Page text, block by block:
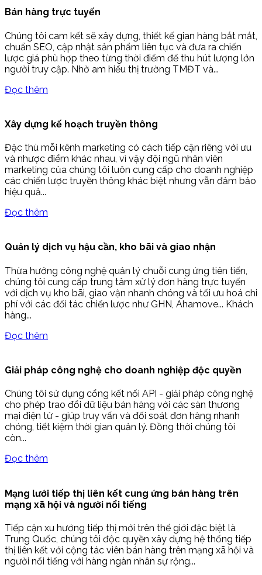
Bán hàng trực tuyến
Chúng tôi cam kết sẽ xây dựng, thiết kế gian hàng bắt mắt,
chuẩn SEO, cập nhật sản phẩm liên tục và đưa ra chiến
lược giá phù hợp theo từng thời điểm để thu hút lượng lớn
người truy cập. Nhờ am hiểu thị trường TMĐT và...
Đọc thêm
Xây dựng kế hoạch truyền thông
Đặc thù mỗi kênh marketing có cách tiếp cận riêng với ưu
và nhược điểm khác nhau, vì vậy đội ngũ nhân viên
marketing của chúng tôi luôn cung cấp cho doanh nghiệp
các chiến lược truyền thông khác biệt nhưng vẫn đảm bảo
hiệu quả...
Đọc thêm
Quản lý dịch vụ hậu cần, kho bãi và giao nhận
Thừa hưởng công nghệ quản lý chuỗi cung ứng tiên tiến,
chúng tôi cung cấp trung tâm xử lý đơn hàng trực tuyến
với dịch vụ kho bãi, giao vận nhanh chóng và tối ưu hoá chi
phí với các đối tác chiến lược như GHN, Ahamove... Khách
hàng...
Đọc thêm
Giải pháp công nghệ cho doanh nghiệp độc quyền
Chúng tôi sử dụng cổng kết nối API - giải pháp công nghệ
cho phép trao đổi dữ liệu bán hàng với các sàn thương
mại điện tử - giúp truy vấn và đối soát đơn hàng nhanh
chóng, tiết kiệm thời gian quản lý. Đồng thời chúng tôi
còn...
Đọc thêm
Mạng lưới tiếp thị liên kết cung ứng bán hàng trên
mạng xã hội và người nổi tiếng
Tiếp cận xu hướng tiếp thị mới trên thế giới đặc biệt là
Trung Quốc, chúng tôi độc quyền xây dựng hệ thống tiếp
thị liên kết với cộng tác viên bán hàng trên mạng xã hội và
người nổi tiếng với hàng ngàn nhân sự rộng...